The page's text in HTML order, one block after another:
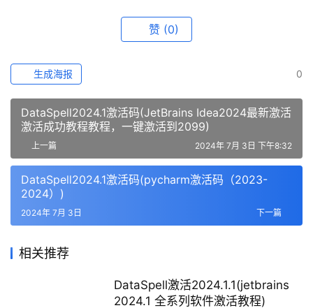
赞 (0)
0
生成海报
DataSpell2024.1激活码(JetBrains Idea2024最新激活
激活成功教程教程，一键激活到2099)
上一篇 2024年 7月 3日 下午8:32
DataSpell2024.1激活码(pycharm激活码（2023-
2024）)
下一篇
2024年 7月 3日
相关推荐
DataSpell激活2024.1.1(jetbrains
2024.1 全系列软件激活教程)